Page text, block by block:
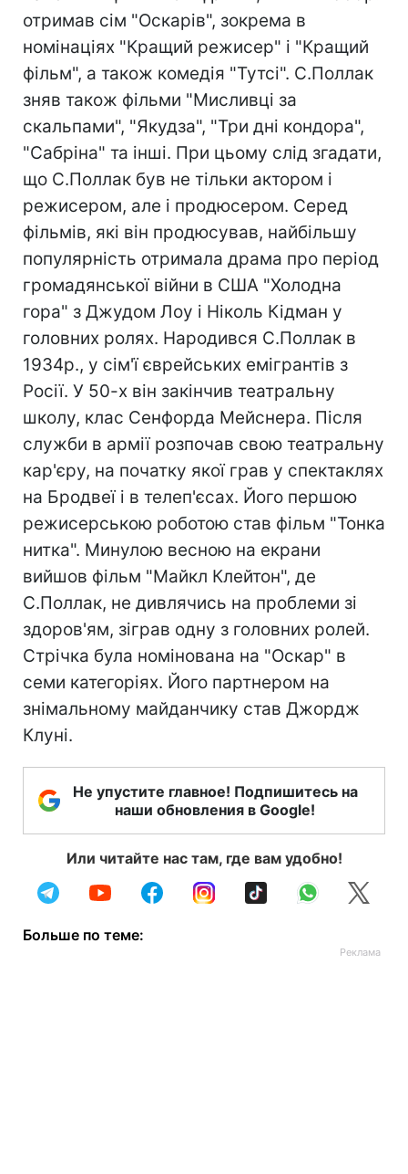
отримав сім "Оскарів", зокрема в
номінаціях "Кращий режисер" і "Кращий
фільм", а також комедія "Тутсі". С.Поллак
зняв також фільми "Мисливці за
скальпами", "Якудза", "Три дні кондора",
"Сабріна" та інші. При цьому слід згадати,
що С.Поллак був не тільки актором і
режисером, але і продюсером. Серед
фільмів, які він продюсував, найбільшу
популярність отримала драма про період
громадянської війни в США "Холодна
гора" з Джудом Лоу і Ніколь Кідман у
головних ролях. Народився С.Поллак в
1934р., у сім'ї єврейських емігрантів з
Росії. У 50-х він закінчив театральну
школу, клас Сенфорда Мейснера. Після
служби в армії розпочав свою театральну
кар'єру, на початку якої грав у спектаклях
на Бродвеї і в телеп'єсах. Його першою
режисерською роботою став фільм "Тонка
нитка". Минулою весною на екрани
вийшов фільм "Майкл Клейтон", де
С.Поллак, не дивлячись на проблеми зі
здоров'ям, зіграв одну з головних ролей.
Стрічка була номінована на "Оскар" в
семи категоріях. Його партнером на
знімальному майданчику став Джордж
Клуні.
Не упустите главное! Подпишитесь на
наши обновления в Google!
Или читайте нас там, где вам удобно!
Больше по теме: